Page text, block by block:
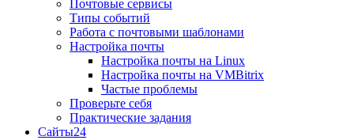
Почтовые сервисы
Типы событий
Работа с почтовыми шаблонами
Настройка почты
Настройка почты на Linux
Настройка почты на VMBitrix
Частые проблемы
Проверьте себя
Практические задания
Сайты24